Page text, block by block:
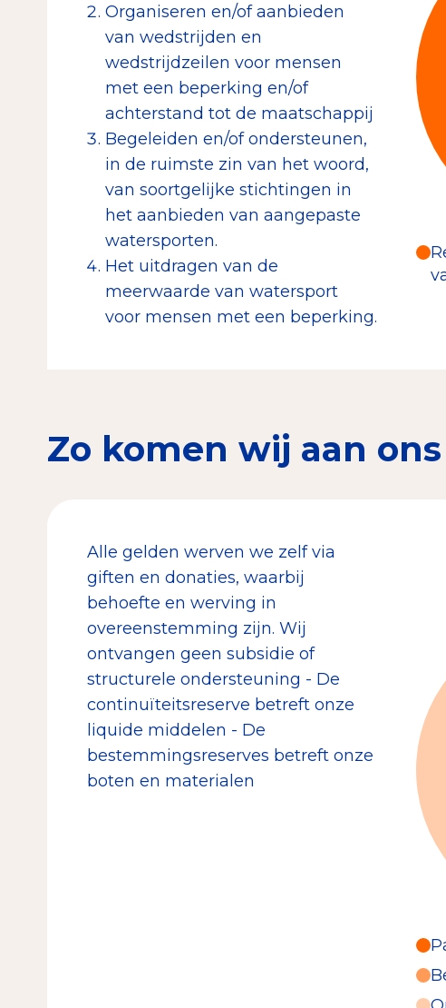
Organiseren en/of aanbieden
van wedstrijden en
wedstrijdzeilen voor mensen
met een beperking en/of
achterstand tot de maatschappij
Begeleiden en/of ondersteunen,
in de ruimste zin van het woord,
van soortgelijke stichtingen in
het aanbieden van aangepaste
watersporten.
Het uitdragen van de
meerwaarde van watersport
voor mensen met een beperking.
Zo komen wij aan
Alle gelden werven we zelf via
giften en donaties, waarbij
behoefte en werving in
overeenstemming zijn. Wij
ontvangen geen subsidie of
structurele ondersteuning - De
continuïteitsreserve betreft onze
liquide middelen - De
bestemmingsreserves betreft onze
boten en materialen